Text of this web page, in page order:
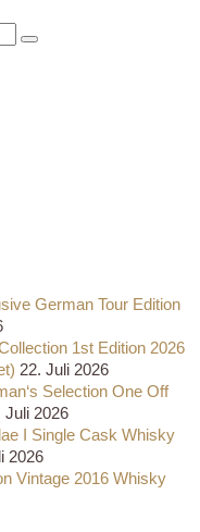
German Tour Edition
1st Edition 2026
22. Juli 2026
Selection One Off
Juli 2026
I Single Cask Whisky
2026
Vintage 2016 Whisky